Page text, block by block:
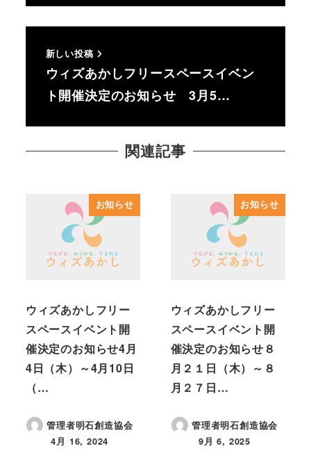
新しい投稿
ウィズあかしフリースペースイベン
ト開催決定のお知らせ 3月5…
関連記事
お知らせ
ウィズあかしフリー
スペースイベント開
催決定のお知らせ4月
4日（木）～4月10日
（…
管理者明石創造協会
投稿日
4月 16, 2024
お知らせ
ウィズあかしフリー
スペースイベント開
催決定のお知らせ８
月２１日（木）～８
月２７日…
管理者明石創造協会
投稿日
9月 6, 2025